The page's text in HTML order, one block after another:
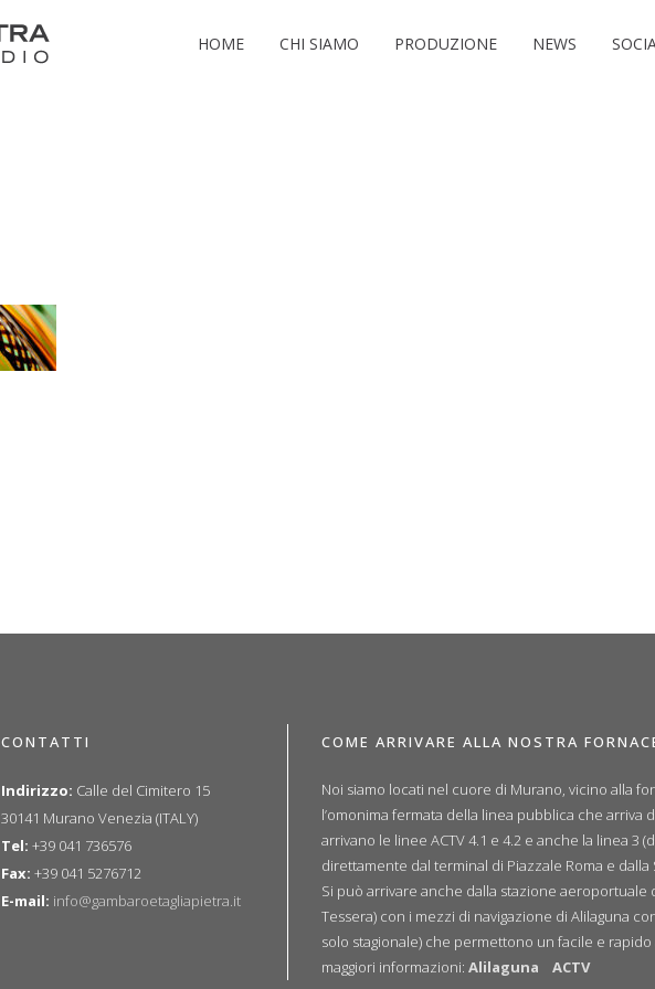
HOME CHI SIAMO PRODUZIONE NEWS
CONTATTI
Indirizzo: Calle del Cimitero 15
30141 Murano Venezia (ITALY)
Tel: +39 041 736576
Fax: +39 041 5276712
E-mail: info@gambaroetagliapietra.it
COME ARRIVARE ALLA NOSTRA
Noi siamo locati nel cuore di Murano, vicino alla
l’omonima fermata della linea pubblica che arriva
arrivano le linee ACTV 4.1 e 4.2 e anche la linea 3
direttamente dal terminal di Piazzale Roma e
Si può arrivare anche dalla stazione aeroportuale
Tessera) con i mezzi di navigazione di Alilaguna
solo stagionale) che permettono un facile e rapido
maggiori informazioni: Alilaguna ACTV